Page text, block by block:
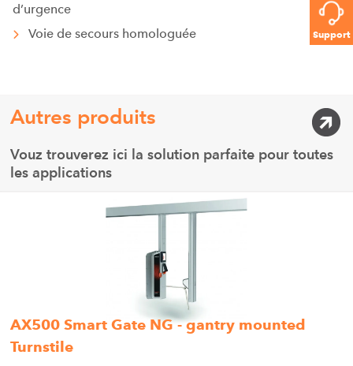
Support
d’urgence
Voie de secours homologuée
Autres produits
Vouz trouverez ici la solution parfaite pour toutes
les applications
AX500 Smart Gate NG - gantry mounted
Turnstile